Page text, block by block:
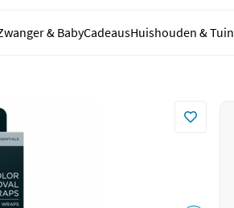
& BabyCadeausHuishouden & Tuin